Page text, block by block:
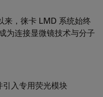
来，徕卡 LMD 系统始终
为连接显微镜技术与分子
入专用荧光模块